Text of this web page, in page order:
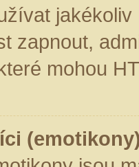
zapnout,
mohou